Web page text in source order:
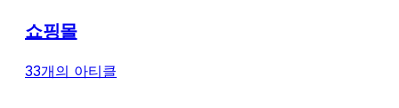
쇼핑몰
33개의 아티클